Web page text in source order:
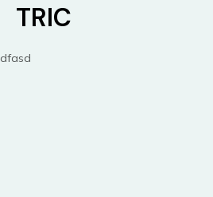
TRIC
dfasd